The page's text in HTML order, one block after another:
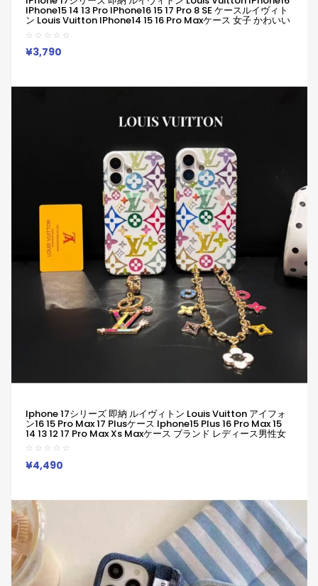
IPhone15 14 13 Pro IPhone16 15 17 Pro 8 SE ケースルイヴィト
ン Louis Vuitton IPhone14 15 16 Pro Maxケース 女子 かわいい
おしゃれ ルイヴィトン Louis Vuitton アイフォン16 15 14 Plus
13 12 Pro Max 11 Pro XR XS スマホケース
¥3,790
Iphone 17シリーズ 即納 ルイヴィトン Louis Vuitton アイフォ
ン16 15 Pro Max 17 Plusケース Iphone15 Plus 16 Pro Max 15
14 13 12 17 Pro Max Xs Maxケース ブランド レディース男性女
性 人気かわいいビジネスマン用高級 ルイヴィトン Louis
Vuitton アイフォン17 15 16 Proカバー
¥4,490